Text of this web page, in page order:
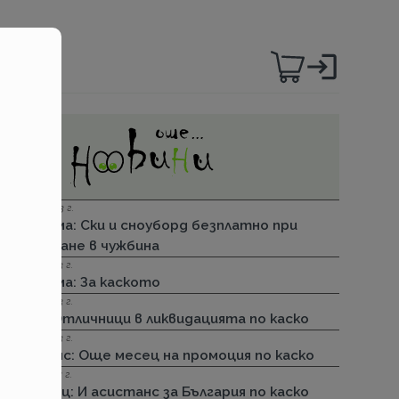
06.12.2023 г.
Групама: Ски и сноуборд безплатно при
пътуване в чужбина
27.04.2023 г.
Групама: За каското
31.03.2023 г.
ДЗИ: Отличници в ликвидацията по каско
31.03.2023 г.
Лев Инс: Още месец на промоция по каско
30.11.2022 г.
Армеец: И асистанс за България по каско